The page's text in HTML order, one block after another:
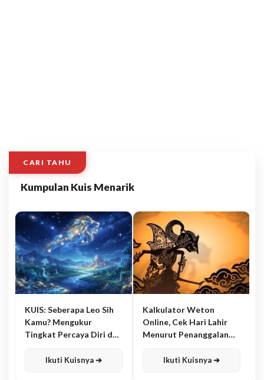
CARI TAHU
Kumpulan Kuis Menarik
KUIS: Seberapa Leo Sih
Kamu? Mengukur
Tingkat Percaya Diri dan
Ikuti Kuisnya ➔
Kalkulator Weton
Online, Cek Hari Lahir
Menurut Penanggalan
Ikuti Kuisnya ➔